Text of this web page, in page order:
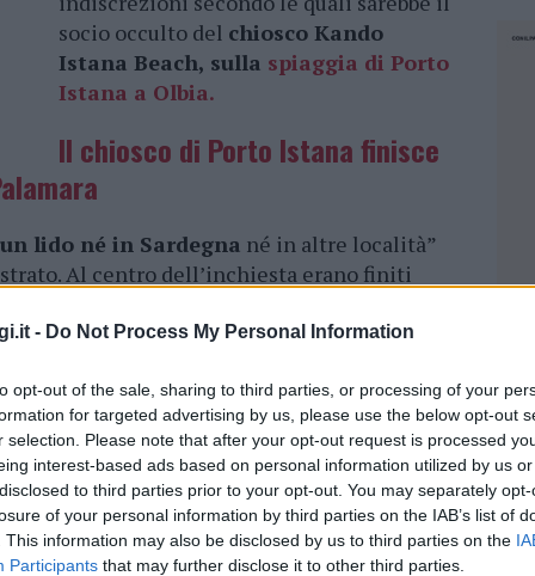
- Do Not Process My Personal Information
opt-out of the sale, sharing to third parties, or processing of your
for targeted advertising by us, please use the below opt-out
selection. Please note that after your opt-out request is processed
interest-based ads based on personal information utilized by us
to third parties prior to your opt-out. You may separately
of your personal information by third parties on the IAB’s list of
This information may also be disclosed by us to third parties on the
Participants that may further disclose it to other third parties.
socio occulto del chiosco Kando
Istana Beach, sulla spiaggia di Porto
Istana a Olbia.
Il chiosco di Porto Istana finisce
lido né in Sardegna né in altre località”
Al centro dell’inchiesta erano finiti
Palamara sulle condizioni della spiaggia di
uno sconforto…una spiaggia vergognosa”,
“
autonoma gestione della spiaggiacui
il prezzo dell’abbonamento per lettini
si allegano in copia. Lelamentale quindi
chioscoma al contrario il dispiacere per la
igienico sanitarie della stessa, ovvero
cittadino è nel diritto di formulare in caso